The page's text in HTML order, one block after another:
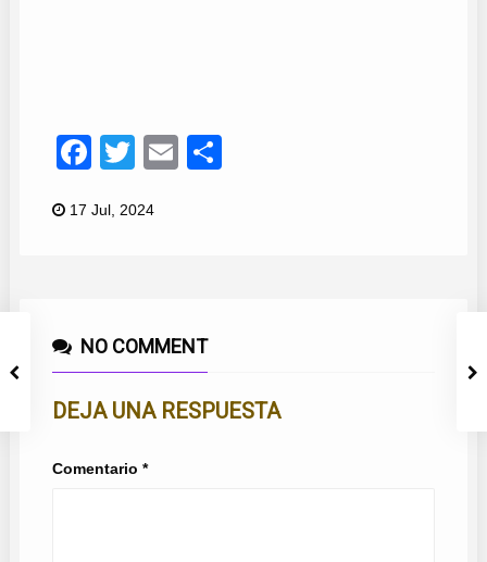
Facebook
TwitterEmail
17 Jul, 2024
NO COMMENT
DEJA UNA RESPUESTA
Comentario *